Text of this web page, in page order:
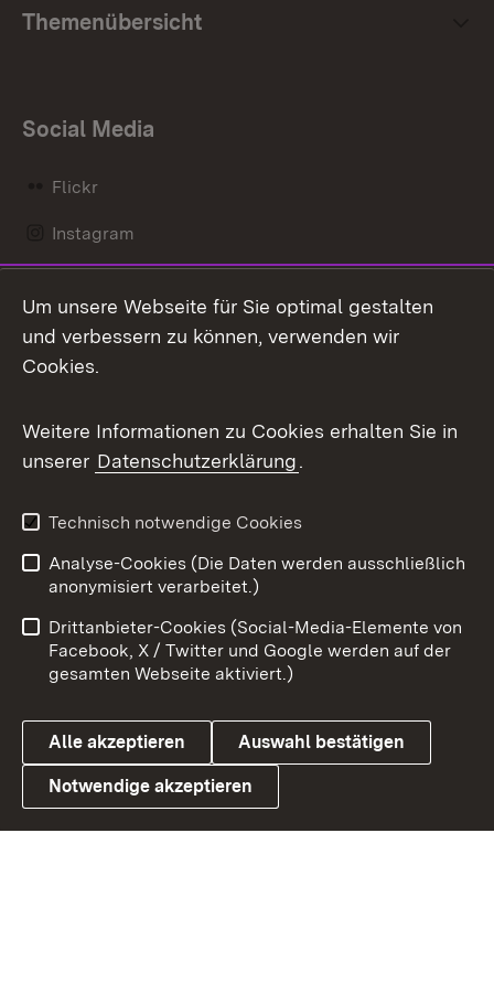
Themenübersicht
Social Media
Flickr
Instagram
Mastodon
Messenger
Social Wall
X / Twitter
Youtube
Link zum Landesportal
Benutzungshinweise
Barrierefreiheit
Datenschutz
Cookies
Um unsere Webseite für Sie optimal gestalten
und verbessern zu können, verwenden wir
Cookies.
Weitere Informationen zu Cookies erhalten Sie in
unserer Datenschutzerklärung.
Technisch notwendige Cookies
Analyse-Cookies (Die Daten werden ausschließlich
anonymisiert verarbeitet.)
Drittanbieter-Cookies (Social-Media-Elemente von
Facebook, X / Twitter und Google werden auf der
gesamten Webseite aktiviert.)
Alle akzeptieren Auswahl bestätigen
Notwendige akzeptieren